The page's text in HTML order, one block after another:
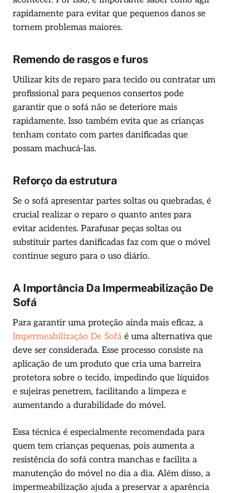
rapidamente para evitar que pequenos danos se
tornem problemas maiores.
Remendo de rasgos e furos
Utilizar kits de reparo para tecido ou contratar um
profissional para pequenos consertos pode
garantir que o sofá não se deteriore mais
rapidamente. Isso também evita que as crianças
tenham contato com partes danificadas que
possam machucá-las.
Reforço da estrutura
Se o sofá apresentar partes soltas ou quebradas, é
crucial realizar o reparo o quanto antes para
evitar acidentes. Parafusar peças soltas ou
substituir partes danificadas faz com que o móvel
continue seguro para o uso diário.
A Importância Da Impermeabilização De
Sofá
Para garantir uma proteção ainda mais eficaz, a
Impermeabilização De Sofá é uma alternativa que
deve ser considerada. Esse processo consiste na
aplicação de um produto que cria uma barreira
protetora sobre o tecido, impedindo que líquidos
e sujeiras penetrem, facilitando a limpeza e
aumentando a durabilidade do móvel.
Essa técnica é especialmente recomendada para
quem tem crianças pequenas, pois aumenta a
resistência do sofá contra manchas e facilita a
manutenção do móvel no dia a dia. Além disso, a
impermeabilização ajuda a preservar a aparência